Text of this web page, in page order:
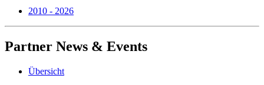
2010 - 2026
Partner News & Events
Übersicht